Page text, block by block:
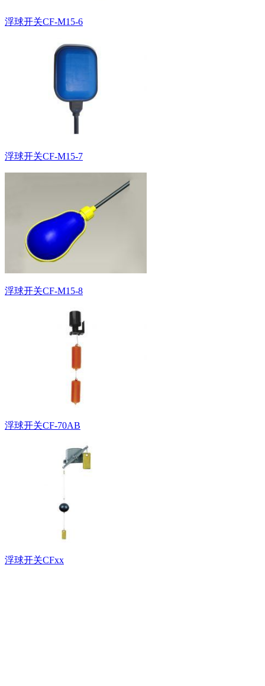
浮球开关CF-M15-6
浮球开关CF-M15-7
浮球开关CF-M15-8
浮球开关CF-70AB
浮球开关CFxx